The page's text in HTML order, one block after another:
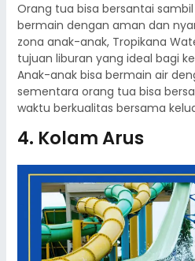
Orang tua bisa bersantai
bermain dengan aman dan
zona anak-anak, Tropikana
tujuan liburan yang ideal bagi
Anak-anak bisa bermain air
sementara orang tua bisa
waktu berkualitas bersama
4. Kolam Arus